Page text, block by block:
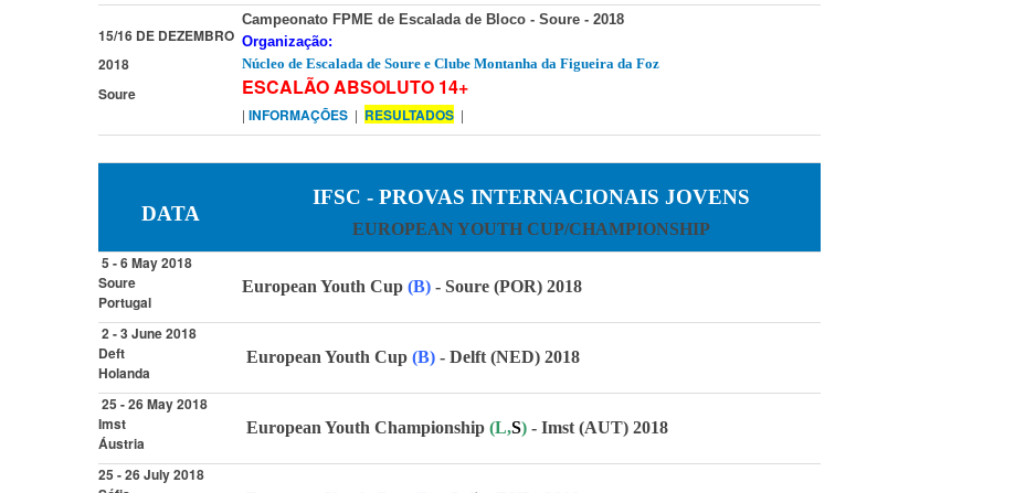
15/16 DE DEZEMBRO
2018
Soure
Campeonato FPME de Escalada de Bloco - Soure - 2018
Organização:
Núcleo de Escalada de Soure e Clube Montanha da Figueira da Foz
ESCALÃO ABSOLUTO 14+
| INFORMAÇÕES | RESULTADOS |
DATA
IFSC - PROVAS INTERNACIONAIS JOVENS
EUROPEAN YOUTH CUP/CHAMPIONSHIP
5 - 6 May 2018
Soure
Portugal
European Youth Cup (B) - Soure (POR) 2018
2 - 3 June 2018
Deft
Holanda
European Youth Cup (B) - Delft (NED) 2018
25 - 26 May 2018
Imst
Áustria
European Youth Championship (L,S) - Imst (AUT) 2018
25 - 26 July 2018